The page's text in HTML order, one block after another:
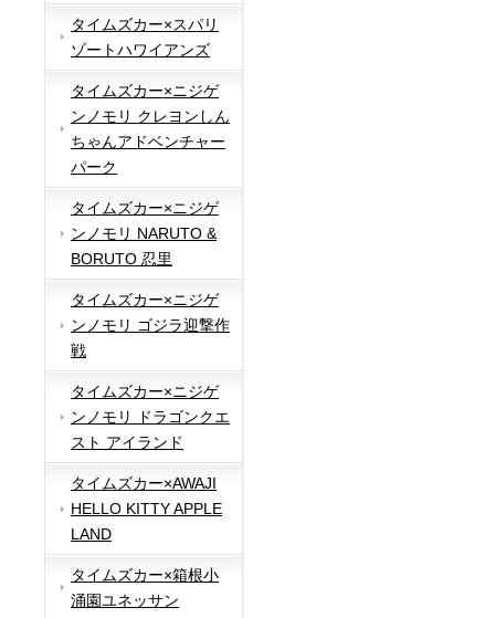
タイムズカー×スパリ
ゾートハワイアンズ
タイムズカー×ニジゲ
ンノモリ クレヨンしん
ちゃんアドベンチャー
パーク
タイムズカー×ニジゲ
ンノモリ NARUTO &
BORUTO 忍里
タイムズカー×ニジゲ
ンノモリ ゴジラ迎撃作
戦
タイムズカー×ニジゲ
ンノモリ ドラゴンクエ
スト アイランド
タイムズカー×AWAJI
HELLO KITTY APPLE
LAND
タイムズカー×箱根小
涌園ユネッサン